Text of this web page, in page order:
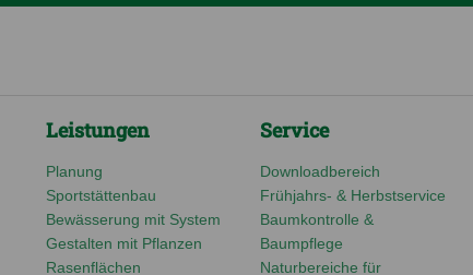
Leistungen
Planung
Sportstättenbau
Bewässerung mit System
Gestalten mit Pflanzen
Rasenflächen
Service
Downloadbereich
Frühjahrs- & Herbstservice
Baumkontrolle &
Baumpflege
Naturbereiche für